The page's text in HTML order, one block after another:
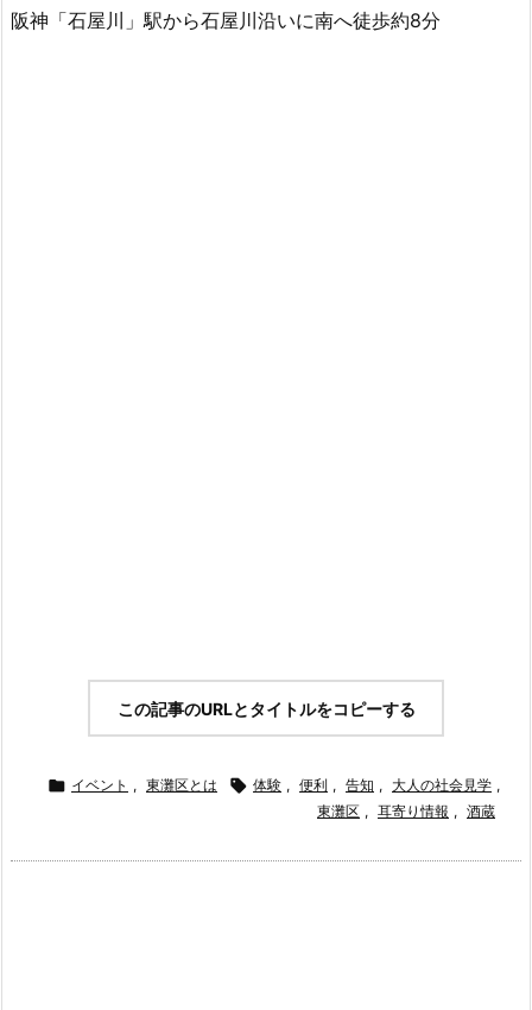
阪神「石屋川」駅から石屋川沿いに南へ徒歩約8分
この記事のURLとタイトルをコピーする
 イベント , 東灘区とは  体験 , 便利 , 告知 , 大人の社会見学 ,
東灘区 , 耳寄り情報 , 酒蔵